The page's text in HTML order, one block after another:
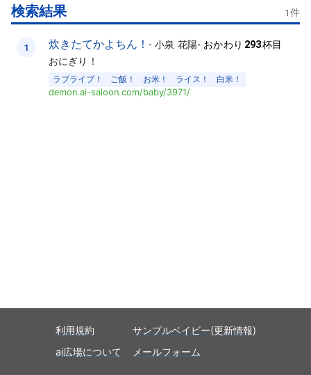
検索結果 1件
1 炊きたてかよちん！ -小泉 花陽- おかわり 293杯目
おにぎり！
ラブライブ！ ご飯！ お米！ ライス！
白米！
demon.ai-saloon.com/baby/3971/
利用規約
ai広場について
サンプルベイビー(更新情報)
メールフォーム